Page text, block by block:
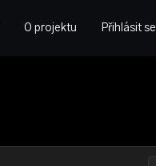
O projektu Přihlásit se